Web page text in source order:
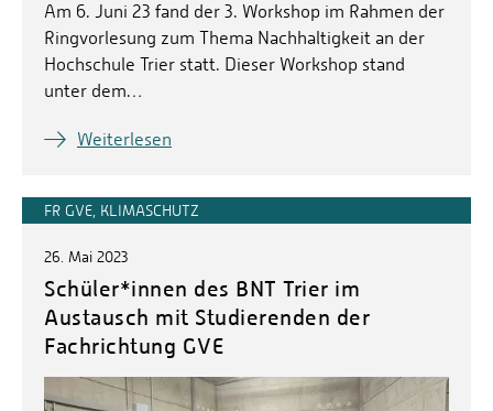
Am 6. Juni 23 fand der 3. Workshop im Rahmen der
Ringvorlesung zum Thema Nachhaltigkeit an der
Hochschule Trier statt. Dieser Workshop stand
unter dem…
Weiterlesen
FR GVE, KLIMASCHUTZ
26. Mai 2023
Schüler*innen des BNT Trier im
Austausch mit Studierenden der
Fachrichtung GVE